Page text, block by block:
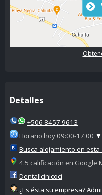
Detalles
+506 8457 9613
Horario hoy 09:00-17:00 ▼
Busca alojamiento en esta
4.5 calificación en Google
Dentallcinicoci
¿Es ésta su empresa?